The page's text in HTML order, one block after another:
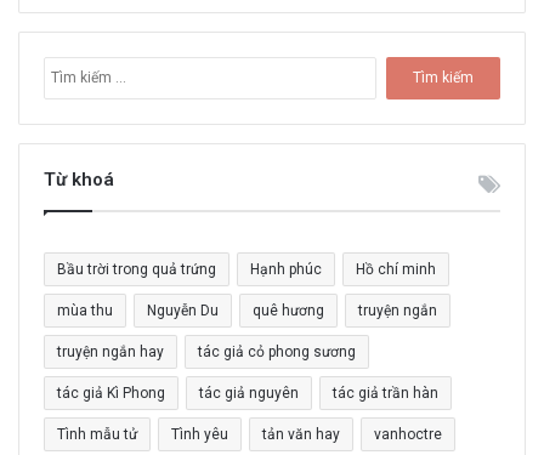
m
k
c
h
o
:
Từ khoá
Bầu trời trong quả trứng Hạnh phúc Hồ chí minh
mùa thu Nguyễn Du quê hương truyện ngắn
truyện ngắn hay tác giả cỏ phong sương
tác giả Kì Phong tác giả nguyên tác giả trần hàn
Tình mẫu tử Tình yêu tản văn hay vanhoctre